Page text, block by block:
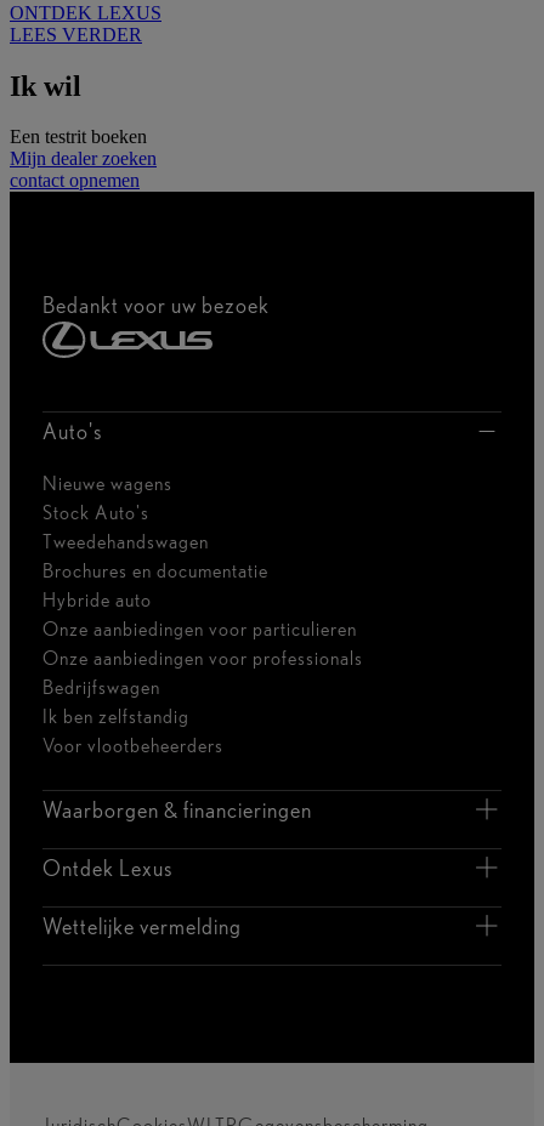
ONTDEK LEXUS
LEES VERDER
Ik wil
Een testrit boeken
Mijn dealer zoeken
contact opnemen
Bedankt voor uw bezoek
Auto's
Nieuwe wagens
Stock Auto's
Tweedehandswagen
Brochures en documentatie
Hybride auto
Onze aanbiedingen voor particulieren
Onze aanbiedingen voor professionals
Bedrijfswagen
Ik ben zelfstandig
Voor vlootbeheerders
Waarborgen & financieringen
Ontdek Lexus
Wettelijke vermelding